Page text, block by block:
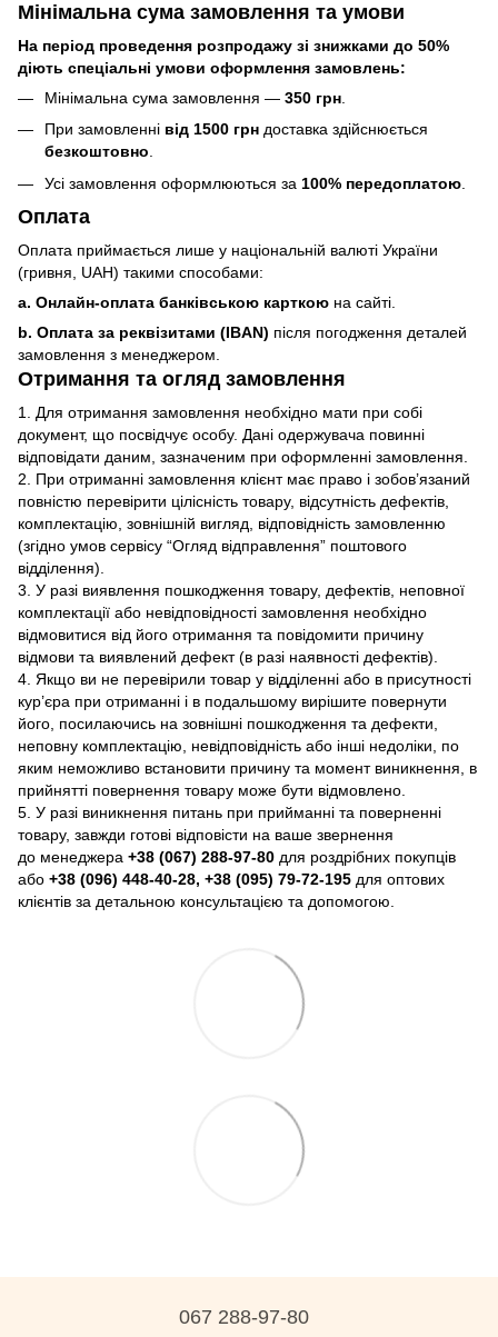
Мінімальна сума замовлення та умови
На період проведення розпродажу зі знижками до 50%
діють спеціальні умови оформлення замовлень:
Мінімальна сума замовлення — 350 грн
При замовленні від 1500 грн доставка здійснюється
безкоштовно.
Усі замовлення оформлюються за 100% передоплатою
Оплата
Оплата приймається лише у національній валюті України
(гривня, UAH) такими способами:
a. Онлайн-оплата банківською карткою на сайті.
b. Оплата за реквізитами (IBAN) після погодження деталей
замовлення з менеджером.
Отримання та огляд замовлення
1. Для отримання замовлення необхідно мати при собі
документ, що посвідчує особу. Дані одержувача повинні
відповідати даним, зазначеним при оформленні замовлення.
2. При отриманні замовлення клієнт має право і зобов’язаний
повністю перевірити цілісність товару, відсутність дефектів,
комплектацію, зовнішній вигляд, відповідність замовленню
(згідно умов сервісу “Огляд відправлення” поштового
відділення).
3. У разі виявлення пошкодження товару, дефектів, неповної
комплектації або невідповідності замовлення необхідно
відмовитися від його отримання та повідомити причину
відмови та виявлений дефект (в разі наявності дефектів).
4. Якщо ви не перевірили товар у відділенні або в присутності
кур’єра при отриманні і в подальшому вирішите повернути
його, посилаючись на зовнішні пошкодження та дефекти,
неповну комплектацію, невідповідність або інші недоліки, по
яким неможливо встановити причину та момент виникнення, в
прийнятті повернення товару може бути відмовлено.
5. У разі виникнення питань при прийманні та поверненні
товару, завжди готові відповісти на ваше звернення
до менеджера +38 (067) 288-97-80 для роздрібних покупців
або +38 (096) 448-40-28, +38 (095) 79-72-195 для оптових
клієнтів за детальною консультацією та допомогою.
067 288-97-80